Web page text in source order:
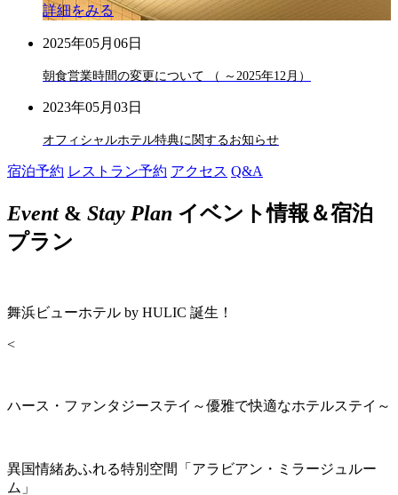
詳細をみる
2025年05月06日
朝食営業時間の変更について （ ～2025年12月）
2023年05月03日
オフィシャルホテル特典に関するお知らせ
宿泊予約 レストラン予約 アクセス Q&A
Event& Stay Plan イベント情報＆宿泊
プラン
舞浜ビューホテル by HULIC 誕生！
<
ハース・ファンタジーステイ～優雅で快適なホテルステイ～
異国情緒あふれる特別空間「アラビアン・ミラージュルー
ム」